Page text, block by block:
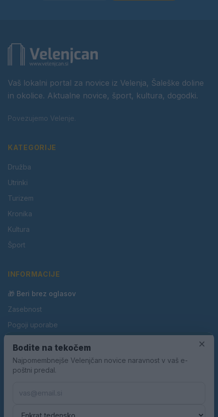
Vaš lokalni portal za novice iz Velenja, Šaleške doline
in okolice. Aktualne novice, šport, kultura, dogodki.
Povezujemo Velenje.
KATEGORIJE
Družba
Utrinki
Turizem
Kronika
Kultura
Šport
INFORMACIJE
🎁 Beri brez oglasov
Zasebnost
Pogoji uporabe
Oglaševanje
Kontakt
×
Bodite na tekočem
Najpomembnejše Velenjčan novice naravnost v vaš e-
poštni predal.